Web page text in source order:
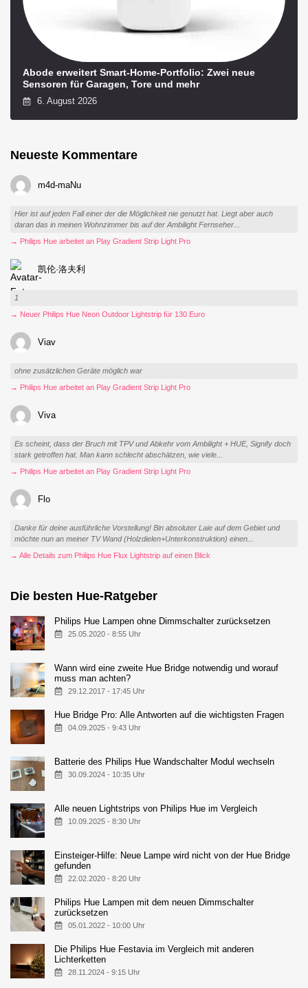
Abode erweitert Smart-Home-Portfolio: Zwei neue
Sensoren für Garagen, Tore und mehr
6. August 2026
Neueste Kommentare
m4d-maNu
Hier ist auf jeden Fall einer der die Möglichkeit nie genutzt hat. Liegt aber auch
daran das in meinen Wohnzimmer bis auf der Ambilight Fernseher...
→ Philips Hue arbeitet an Play Gradient Strip Light Pro
凯伦·洛夫利
1
→ Neuer Philips Hue Neon Outdoor Lightstrip für 130 Euro
Viav
ohne zusätzlichen Geräte möglich war
→ Philips Hue arbeitet an Play Gradient Strip Light Pro
Viva
Es scheint, dass der Bruch mit TPV und Abkehr vom Ambilight + HUE, Signify doch
stark getroffen hat. Man kann schlecht abschätzen, wie viele...
→ Philips Hue arbeitet an Play Gradient Strip Light Pro
Flo
Danke für deine ausführliche Vorstellung! Bin absoluter Laie auf dem Gebiet und
möchte nun an meiner TV Wand (Holzdielen+Unterkonstruktion) einen...
→ Alle Details zum Philips Hue Flux Lightstrip auf einen Blick
Die besten Hue-Ratgeber
Philips Hue Lampen ohne Dimmschalter zurücksetzen
25.05.2020 - 8:55 Uhr
Wann wird eine zweite Hue Bridge notwendig und worauf
muss man achten?
29.12.2017 - 17:45 Uhr
Hue Bridge Pro: Alle Antworten auf die wichtigsten Fragen
04.09.2025 - 9:43 Uhr
Batterie des Philips Hue Wandschalter Modul wechseln
30.09.2024 - 10:35 Uhr
Alle neuen Lightstrips von Philips Hue im Vergleich
10.09.2025 - 8:30 Uhr
Einsteiger-Hilfe: Neue Lampe wird nicht von der Hue Bridge
gefunden
22.02.2020 - 8:20 Uhr
Philips Hue Lampen mit dem neuen Dimmschalter
zurücksetzen
05.01.2022 - 10:00 Uhr
Die Philips Hue Festavia im Vergleich mit anderen
Lichterketten
28.11.2024 - 9:15 Uhr